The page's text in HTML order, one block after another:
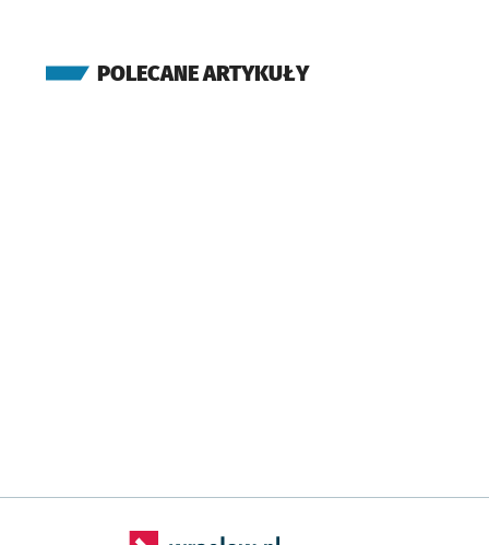
POLECANE ARTYKUŁY